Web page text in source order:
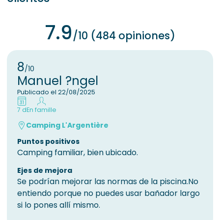
7.9/10 (484 opiniones)
8/10
Manuel ?ngel
Publicado el 22/08/2025
7 dEn famille
Camping L'Argentière
Puntos positivos
Camping familiar, bien ubicado.
Ejes de mejora
Se podrían mejorar las normas de la piscina.No
entiendo porque no puedes usar bañador largo
si lo pones allí mismo.